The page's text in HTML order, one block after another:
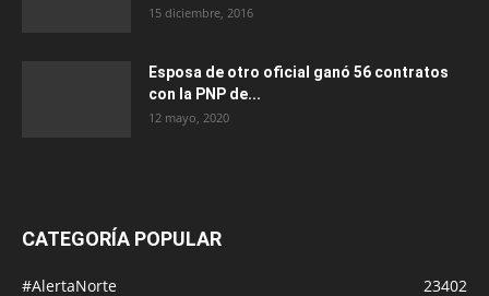
15 diciembre, 2016
Esposa de otro oficial ganó 56 contratos
con la PNP de...
12 mayo, 2020
CATEGORÍA POPULAR
#AlertaNorte
23402